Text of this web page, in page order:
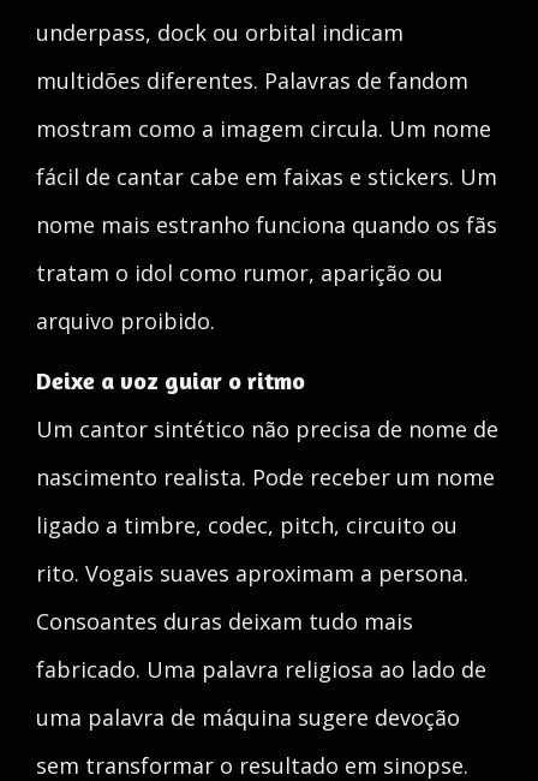
underpass, dock ou orbital indicam
multidões diferentes. Palavras de fandom
mostram como a imagem circula. Um nome
fácil de cantar cabe em faixas e stickers. Um
nome mais estranho funciona quando os fãs
tratam o idol como rumor, aparição ou
arquivo proibido.
Deixe a voz guiar o ritmo
Um cantor sintético não precisa de nome de
nascimento realista. Pode receber um nome
ligado a timbre, codec, pitch, circuito ou
rito. Vogais suaves aproximam a persona.
Consoantes duras deixam tudo mais
fabricado. Uma palavra religiosa ao lado de
uma palavra de máquina sugere devoção
sem transformar o resultado em sinopse.